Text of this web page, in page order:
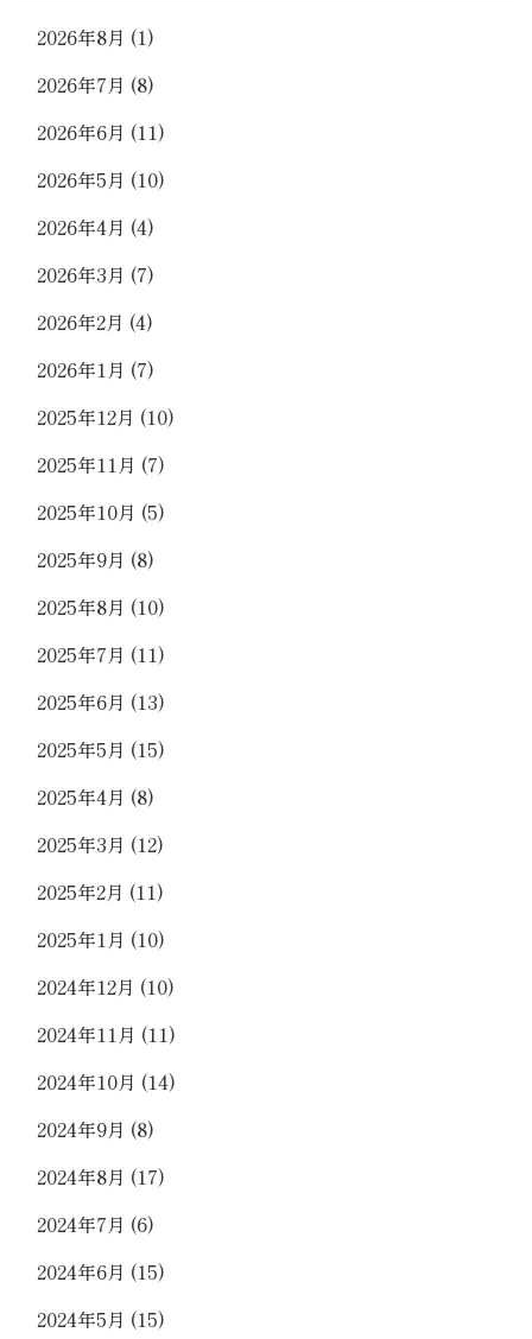
2026年8月 (1)
2026年7月 (8)
2026年6月 (11)
2026年5月 (10)
2026年4月 (4)
2026年3月 (7)
2026年2月 (4)
2026年1月 (7)
2025年12月 (10)
2025年11月 (7)
2025年10月 (5)
2025年9月 (8)
2025年8月 (10)
2025年7月 (11)
2025年6月 (13)
2025年5月 (15)
2025年4月 (8)
2025年3月 (12)
2025年2月 (11)
2025年1月 (10)
2024年12月 (10)
2024年11月 (11)
2024年10月 (14)
2024年9月 (8)
2024年8月 (17)
2024年7月 (6)
2024年6月 (15)
2024年5月 (15)